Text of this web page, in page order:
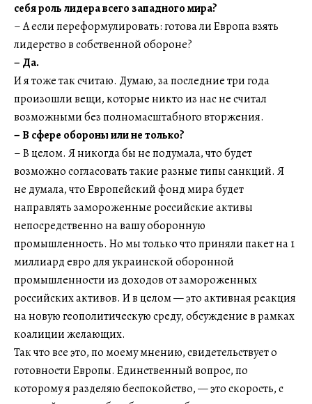
себя роль лидера всего западного мира?
– А если переформулировать: готова ли Европа взять
лидерство в собственной обороне?
– Да.
И я тоже так считаю. Думаю, за последние три года
произошли вещи, которые никто из нас не считал
возможными без полномасштабного вторжения.
– В сфере обороны или не только?
– В целом. Я никогда бы не подумала, что будет
возможно согласовать такие разные типы санкций. Я
не думала, что Европейский фонд мира будет
направлять замороженные российские активы
непосредственно на вашу оборонную
промышленность. Но мы только что приняли пакет на 1
миллиард евро для украинской оборонной
промышленности из доходов от замороженных
российских активов. И в целом — это активная реакция
на новую геополитическую среду, обсуждение в рамках
коалиции желающих.
Так что все это, по моему мнению, свидетельствует о
готовности Европы. Единственный вопрос, по
которому я разделяю беспокойство, — это скорость, с